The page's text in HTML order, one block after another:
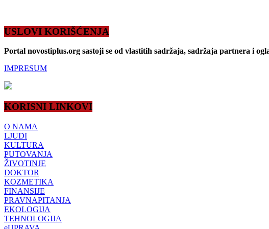
USLOVI KORIŠĆENJA
Portal novostiplus.org sastoji se od vlastitih sadržaja, sadržaja partnera i
IMPRESUM
KORISNI LINKOVI
O NAMA
LJUDI
KULTURA
PUTOVANJA
ŽIVOTINJE
DOKTOR
KOZMETIKA
FINANSIJE
PRAVNAPITANJA
EKOLOGIJA
TEHNOLOGIJA